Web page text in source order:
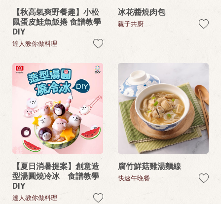
【秋高氣爽野餐趣】小松
鼠蛋皮鮭魚飯捲 食譜教學
DIY
達人教你做料理
冰花醬燒肉包
親子共廚
【夏日消暑提案】創意造
型湯圓燒冷冰 食譜教學
DIY
達人教你做料理
腐竹鮮菇雞湯麵線
快速午晚餐